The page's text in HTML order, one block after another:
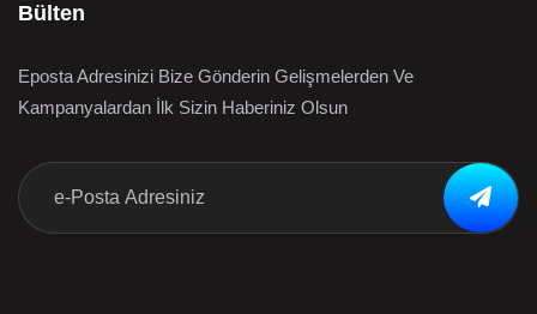
Bülten
Eposta Adresinizi Bize Gönderin Gelişmelerden Ve
Kampanyalardan İlk Sizin Haberiniz Olsun